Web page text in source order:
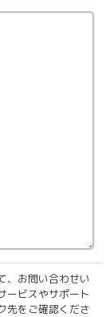
、お問い合わせい
ービスやサポート
先をご確認くださ